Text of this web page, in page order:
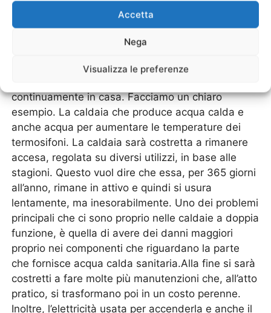
Accetta
Nega
Visualizza le preferenze
diminuzione delle usure su altre strutture.Le
caratteristiche degli scaldabagni sono quelli di
impiegare una quantità minima di energia elettrica
e poco combustibile, sviluppando litri e litri di
acqua calda. Ciò a beneficio delle caldaie e degli
continuamente in casa. Facciamo un chiaro
esempio. La caldaia che produce acqua calda e
anche acqua per aumentare le temperature dei
termosifoni. La caldaia sarà costretta a rimanere
accesa, regolata su diversi utilizzi, in base alle
stagioni. Questo vuol dire che essa, per 365 giorni
all’anno, rimane in attivo e quindi si usura
lentamente, ma inesorabilmente. Uno dei problemi
principali che ci sono proprio nelle caldaie a doppia
funzione, è quella di avere dei danni maggiori
proprio nei componenti che riguardano la parte
che fornisce acqua calda sanitaria.Alla fine si sarà
costretti a fare molte più manutenzioni che, all’atto
pratico, si trasformano poi in un costo perenne.
Inoltre, l’elettricità usata per accenderla e anche il